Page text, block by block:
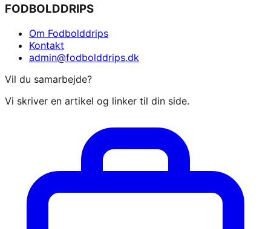
FODBOLDDRIPS
Om Fodbolddrips
Kontakt
admin@fodbolddrips.dk
Vil du samarbejde?
Vi skriver en artikel og linker til din side.